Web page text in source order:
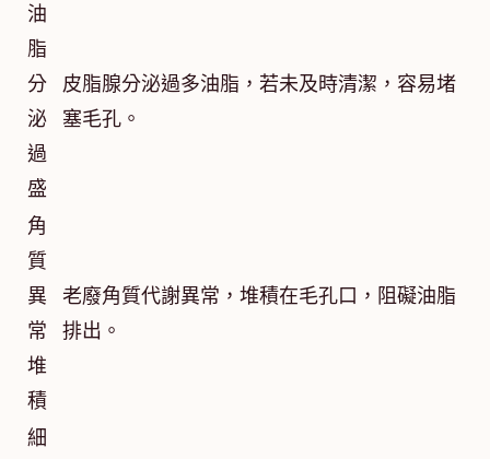
油
脂
分
泌
過
盛
皮脂腺分泌過多油脂，若未及時清潔，容易堵
塞毛孔。
角
質
異
常
堆
積
老廢角質代謝異常，堆積在毛孔口，阻礙油脂
排出。
細